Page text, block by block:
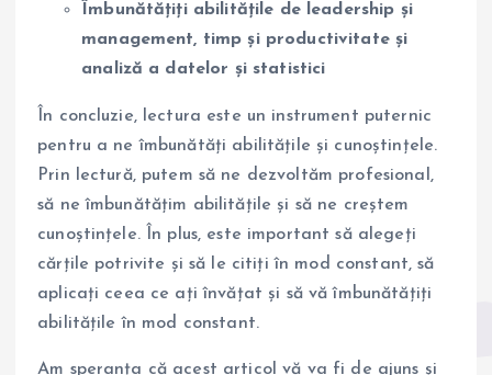
Îmbunătățiți abilitățile de leadership și
management, timp și productivitate și
analiză a datelor și statistici
În concluzie, lectura este un instrument puternic
pentru a ne îmbunătăți abilitățile și cunoștințele.
Prin lectură, putem să ne dezvoltăm profesional,
să ne îmbunătățim abilitățile și să ne creștem
cunoștințele. În plus, este important să alegeți
cărțile potrivite și să le citiți în mod constant, să
aplicați ceea ce ați învățat și să vă îmbunătățiți
abilitățile în mod constant.
Am speranța că acest articol vă va fi de ajuns și